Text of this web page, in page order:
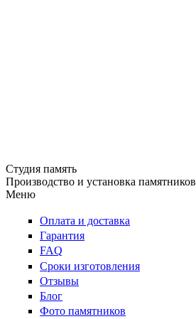
Студия память
Производство и установка памятников
Меню
Оплата и доставка
Гарантия
FAQ
Сроки изготовления
Отзывы
Блог
Фото памятников